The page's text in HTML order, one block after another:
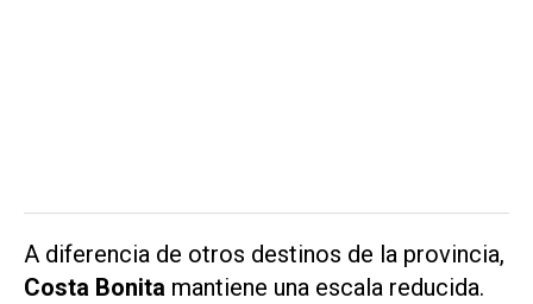
A diferencia de otros destinos de la provincia,
Costa Bonita mantiene una escala reducida.